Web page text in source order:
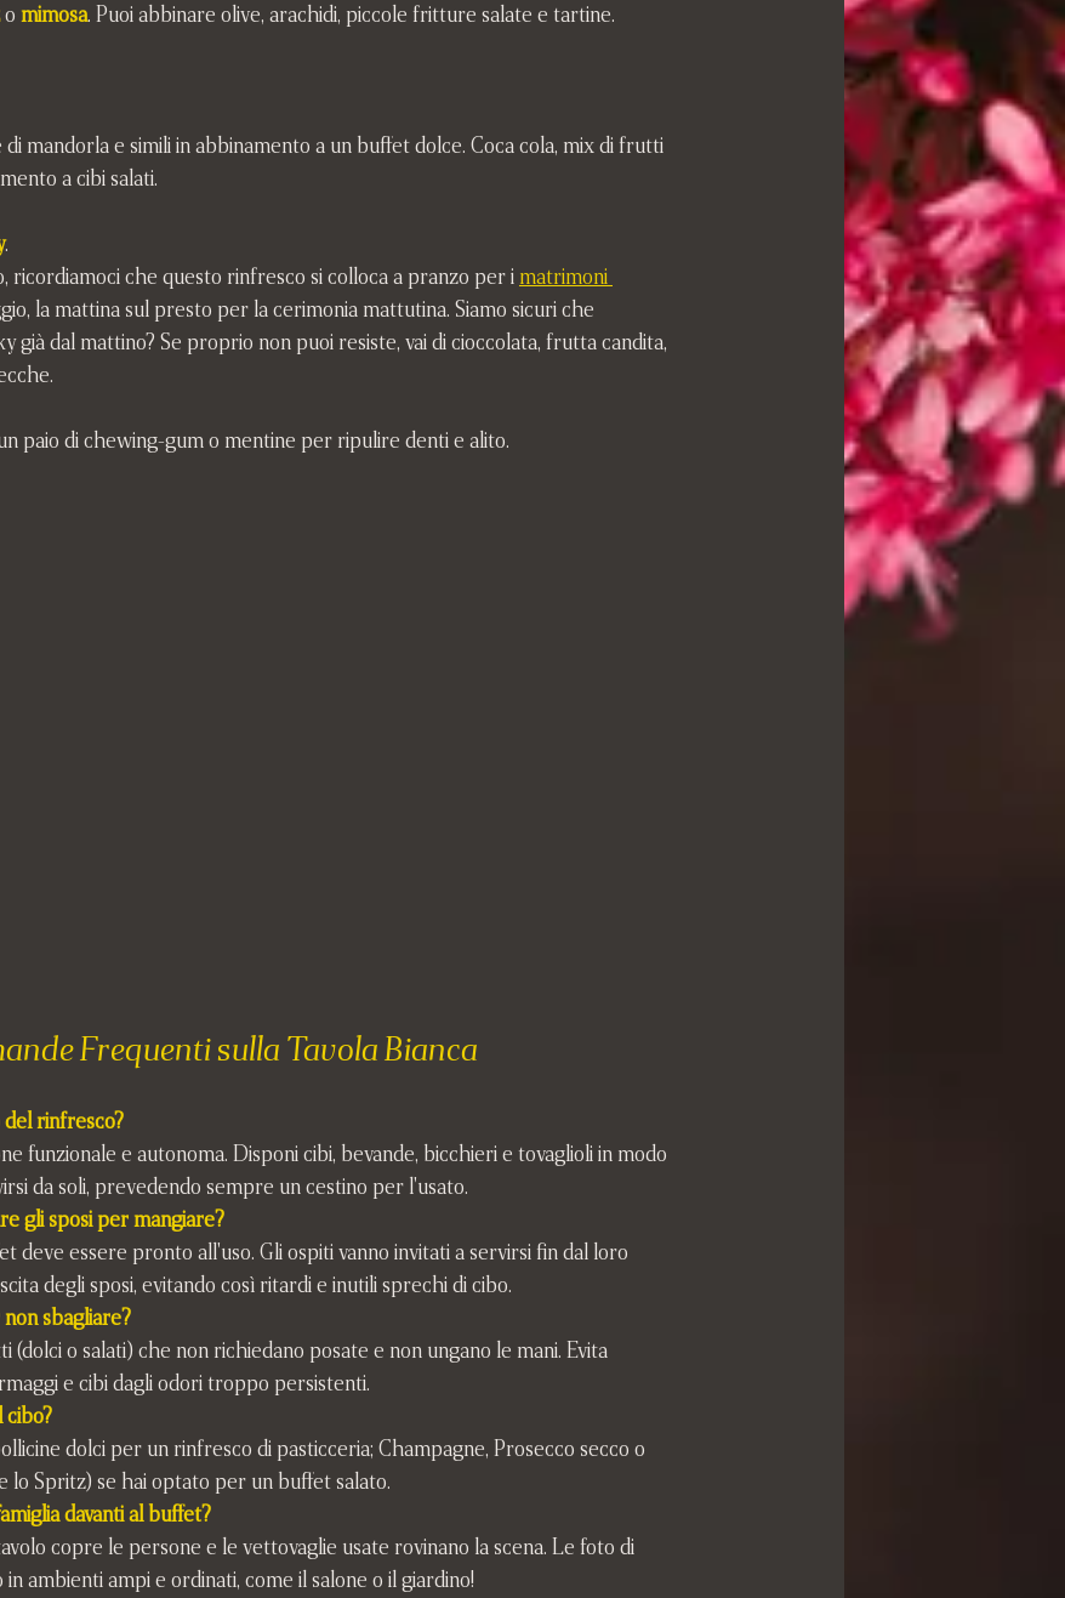
o mimosa. Puoi abbinare olive, arachidi, piccole fritture salate e tartine.
di mandorla e simili in abbinamento a un buffet dolce. Coca cola, mix di frutti
a cibi salati.
.
ricordiamoci che questo rinfresco si colloca a pranzo per i matrimoni
la mattina sul presto per la cerimonia mattutina. Siamo sicuri che
già dal mattino? Se proprio non puoi resiste, vai di cioccolata, frutta candita,
paio di chewing-gum o mentine per ripulire denti e alito.
Frequenti sulla Tavola Bianca
del rinfresco?
funzionale e autonoma. Disponi cibi, bevande, bicchieri e tovaglioli in modo
da soli, prevedendo sempre un cestino per l'usato.
gli sposi per mangiare?
degli sposi, evitando così ritardi e inutili sprechi di cibo.
sbagliare?
(dolci o salati) che non richiedano posate e non ungano le mani. Evita
e cibi dagli odori troppo persistenti.
cibo?
dolci per un rinfresco di pasticceria; Champagne, Prosecco secco o
lo Spritz) se hai optato per un buffet salato.
davanti al buffet?
copre le persone e le vettovaglie usate rovinano la scena. Le foto di
ambienti ampi e ordinati, come il salone o il giardino!